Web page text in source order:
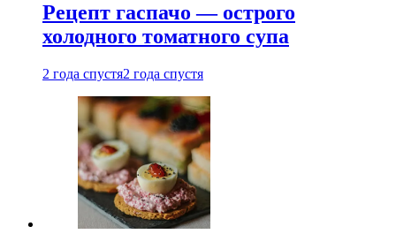
Рецепт гаспачо — острого
холодного томатного супа
2 года спустя2 года спустя